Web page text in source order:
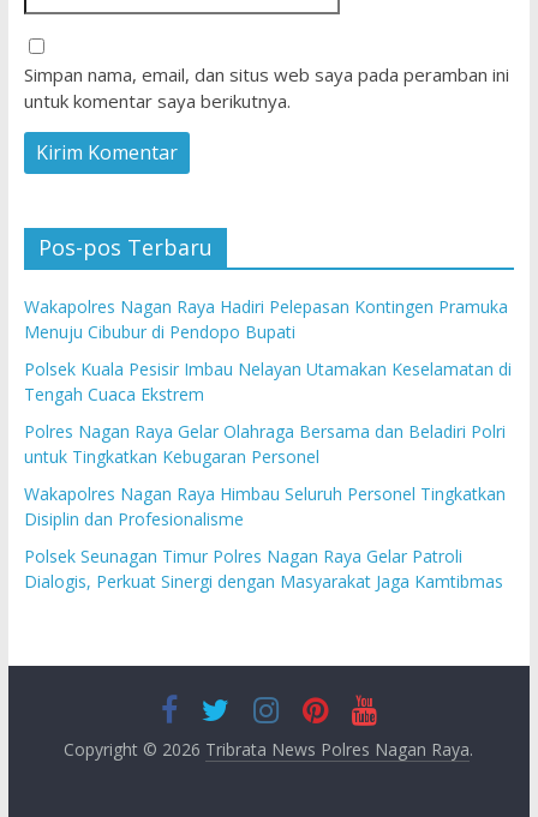
Simpan nama, email, dan situs web saya pada peramban ini
untuk komentar saya berikutnya.
Pos-pos Terbaru
Wakapolres Nagan Raya Hadiri Pelepasan Kontingen Pramuka
Menuju Cibubur di Pendopo Bupati
Polsek Kuala Pesisir Imbau Nelayan Utamakan Keselamatan di
Tengah Cuaca Ekstrem
Polres Nagan Raya Gelar Olahraga Bersama dan Beladiri Polri
untuk Tingkatkan Kebugaran Personel
Wakapolres Nagan Raya Himbau Seluruh Personel Tingkatkan
Disiplin dan Profesionalisme
Polsek Seunagan Timur Polres Nagan Raya Gelar Patroli
Dialogis, Perkuat Sinergi dengan Masyarakat Jaga Kamtibmas
Copyright © 2026 Tribrata News Polres Nagan Raya.